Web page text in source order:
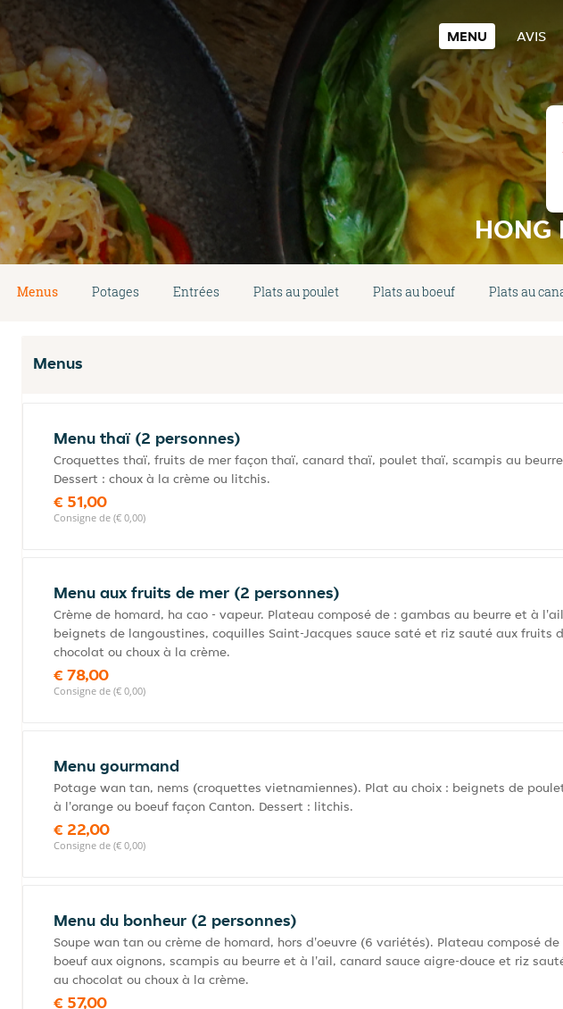
MENU AVIS
HONG
Menus Potages Entrées Plats au poulet Plats au boeuf Plats au
Menus
Menu thaï (2 personnes)
Croquettes thaï, fruits de mer façon thaï, canard thaï, poulet thaï, scampis au
Dessert : choux à la crème ou litchis.
€ 51,00
Consigne de (€ 0,00)
Menu aux fruits de mer (2 personnes)
Crème de homard, ha cao - vapeur. Plateau composé de : gambas au beurre et à
beignets de langoustines, coquilles Saint-Jacques sauce saté et riz sauté aux fruits
chocolat ou choux à la crème.
€ 78,00
Consigne de (€ 0,00)
Menu gourmand
Potage wan tan, nems (croquettes vietnamiennes). Plat au choix : beignets de
à l'orange ou boeuf façon Canton. Dessert : litchis.
€ 22,00
Consigne de (€ 0,00)
Menu du bonheur (2 personnes)
Soupe wan tan ou crème de homard, hors d'oeuvre (6 variétés). Plateau composé
boeuf aux oignons, scampis au beurre et à l'ail, canard sauce aigre-douce et riz
au chocolat ou choux à la crème.
€ 57,00